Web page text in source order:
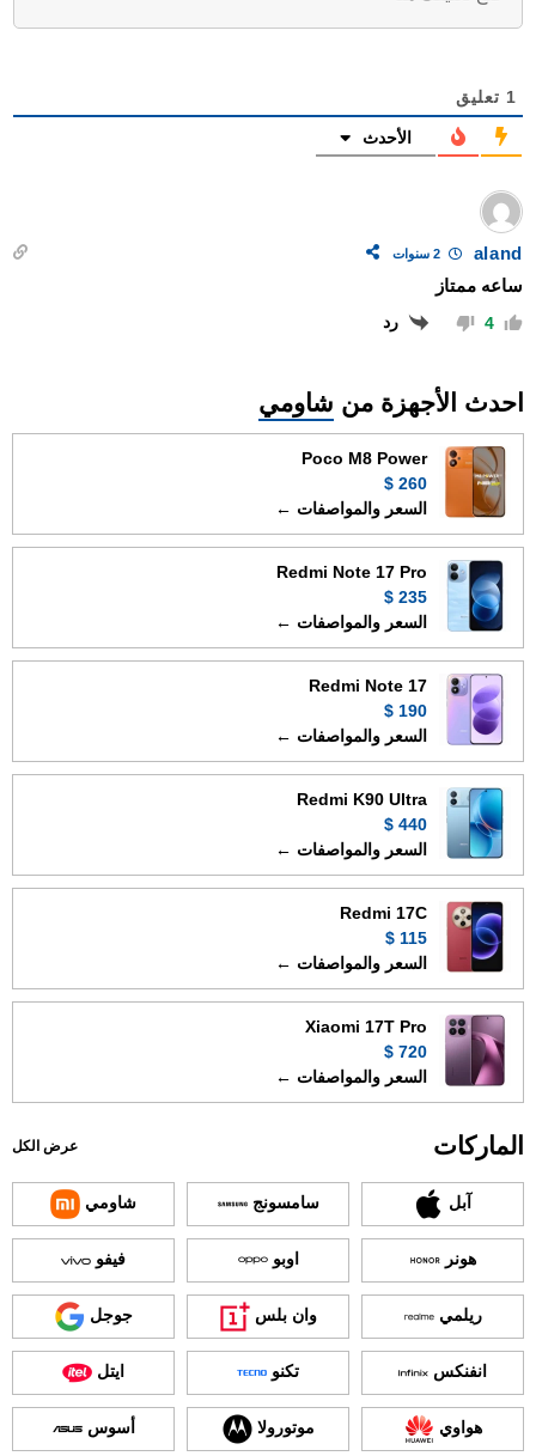
1 تعليق
الأحدث
aland 2 سنوات
ساعە ممتاز
4 رد
احدث الأجهزة من شاومي
Poco M8 Power
260 $
السعر والمواصفات ←
Redmi Note 17 Pro
235 $
السعر والمواصفات ←
Redmi Note 17
190 $
السعر والمواصفات ←
Redmi K90 Ultra
440 $
السعر والمواصفات ←
Redmi 17C
115 $
السعر والمواصفات ←
Xiaomi 17T Pro
720 $
السعر والمواصفات ←
الماركات عرض الكل
آبل سامسونج شاومي
هونر اوبو فيفو
ريلمي وان بلس جوجل
انفنكس تكنو ايتل
هواوي موتورولا أسوس